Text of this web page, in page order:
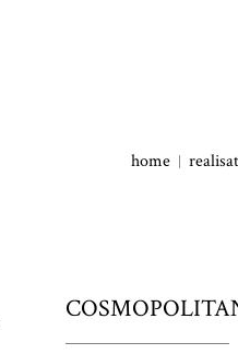
home